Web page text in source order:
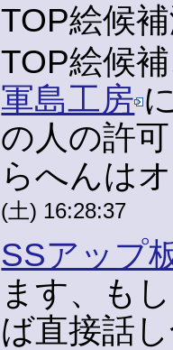
TOP絵候
TOP絵候
軍島工房
の人の許
らへんは
(土) 16:28:37
SSアップ
ます、も
ば直接話